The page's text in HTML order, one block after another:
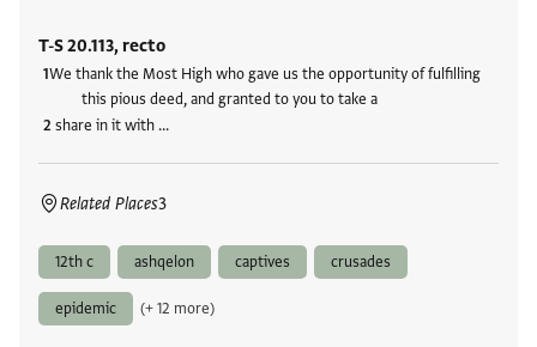
T-S 20.113, recto
We thank the Most High who gave us the opportunity of fulfilling
this pious deed, and granted to you to take a
share in it with …
Related Places3
12th c ashqelon captives crusades
epidemic (+ 12 more)